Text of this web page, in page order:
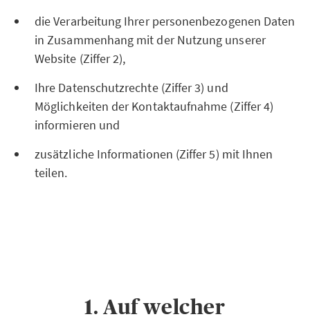
die Verarbeitung Ihrer personenbezogenen Daten
in Zusammenhang mit der Nutzung unserer
Website (Ziffer 2),
Ihre Datenschutzrechte (Ziffer 3) und
Möglichkeiten der Kontaktaufnahme (Ziffer 4)
informieren und
zusätzliche Informationen (Ziffer 5) mit Ihnen
teilen.
1. Auf welcher